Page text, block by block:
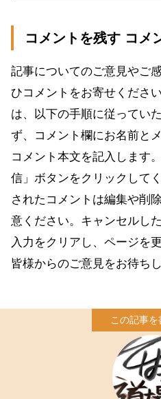
コメントを残す コメ
記事についてのご意見やご
ひコメントをお寄せくださ
は、以下の手順に従ってい
ず、コメント欄にお名前と
コメント本文を記入します
信」ボタンをクリックして
されたコメントは編集や削
意ください。キャンセルし
入力をクリアし、ページを
皆様からのご意見をお待ち